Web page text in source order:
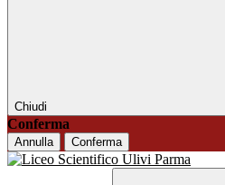
Chiudi
Conferma
Annulla Conferma